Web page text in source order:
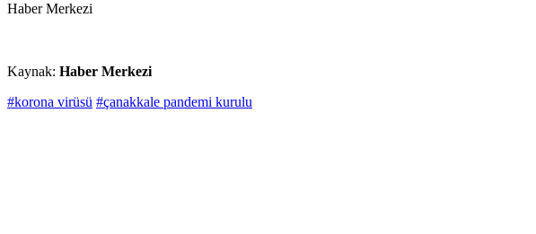
Haber Merkezi
Kaynak: Haber Merkezi
#korona virüsü #çanakkale pandemi kurulu